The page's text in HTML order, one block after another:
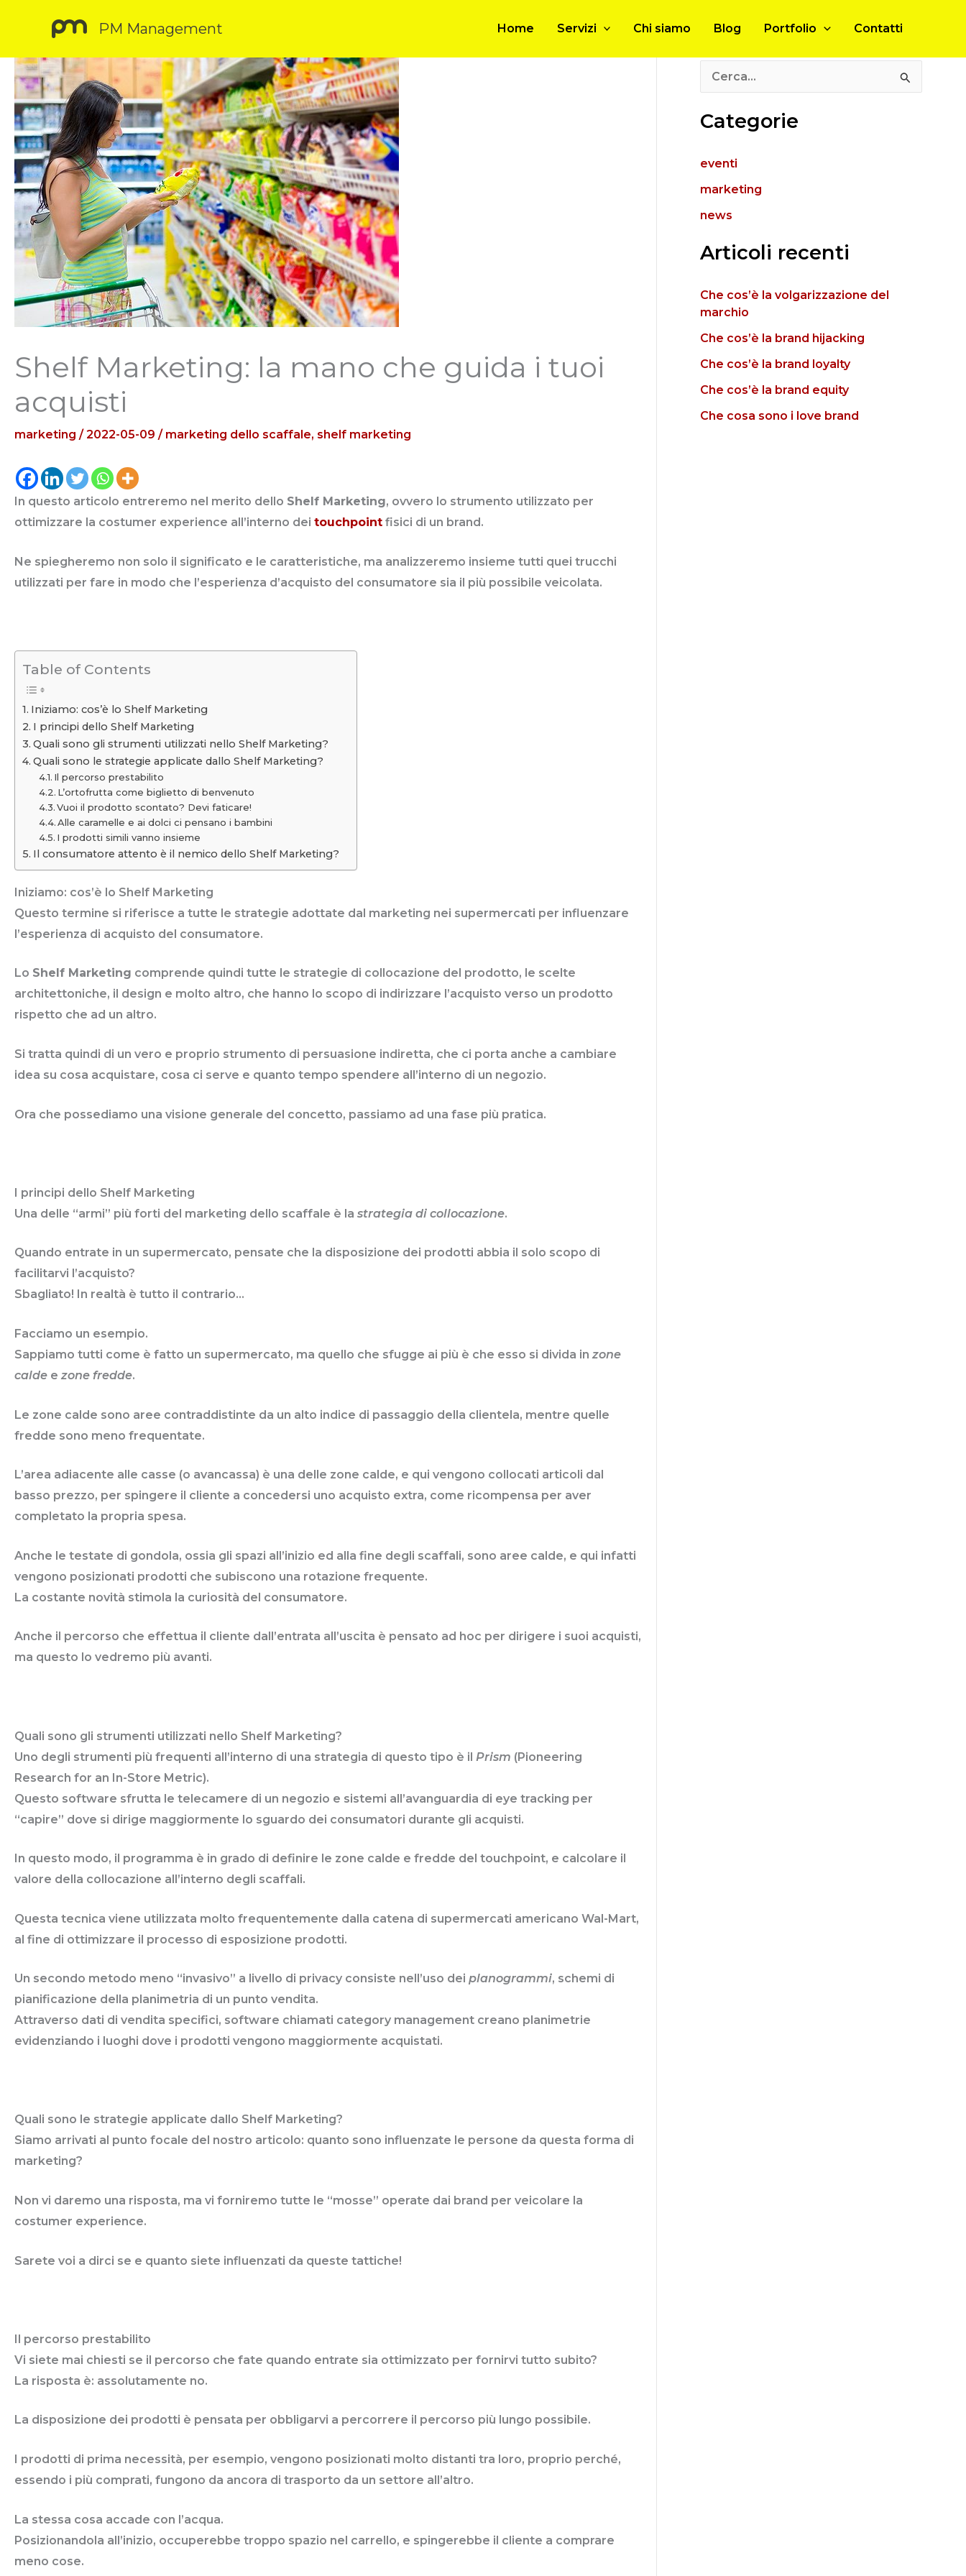
PM Management Home Servizi Chi siamo Blog Portfolio Contatti
Shelf Marketing: la mano che guida i tuoi
acquisti
marketing /2022-05-09 / marketing dello scaffale, shelf marketing
In questo articolo entreremo nel merito dello Shelf Marketing, ovvero lo strumento utilizzato per
ottimizzare la costumer experience all’interno dei touchpoint fisici di un brand.
Ne spiegheremo non solo il significato e le caratteristiche, ma analizzeremo insieme tutti quei trucchi
utilizzati per fare in modo che l’esperienza d’acquisto del consumatore sia il più possibile veicolata.
Table of Contents
Iniziamo: cos’è lo Shelf Marketing
I principi dello Shelf Marketing
Quali sono gli strumenti utilizzati nello Shelf Marketing?
Quali sono le strategie applicate dallo Shelf Marketing?
Il percorso prestabilito
L’ortofrutta come biglietto di benvenuto
Vuoi il prodotto scontato? Devi faticare!
Alle caramelle e ai dolci ci pensano i bambini
I prodotti simili vanno insieme
Il consumatore attento è il nemico dello Shelf Marketing?
Iniziamo: cos’è lo Shelf Marketing
Questo termine si riferisce a tutte le strategie adottate dal marketing nei supermercati per influenzare
l’esperienza di acquisto del consumatore.
Lo Shelf Marketing comprende quindi tutte le strategie di collocazione del prodotto, le scelte
architettoniche, il design e molto altro, che hanno lo scopo di indirizzare l’acquisto verso un prodotto
rispetto che ad un altro.
Si tratta quindi di un vero e proprio strumento di persuasione indiretta, che ci porta anche a cambiare
idea su cosa acquistare, cosa ci serve e quanto tempo spendere all’interno di un negozio.
Ora che possediamo una visione generale del concetto, passiamo ad una fase più pratica.
I principi dello Shelf Marketing
Una delle “armi” più forti del marketing dello scaffale è la strategia di collocazione.
Quando entrate in un supermercato, pensate che la disposizione dei prodotti abbia il solo scopo di
facilitarvi l’acquisto?
Sbagliato! In realtà è tutto il contrario…
Facciamo un esempio.
Sappiamo tutti come è fatto un supermercato, ma quello che sfugge ai più è che esso si divida in zone
calde e zone fredde.
Le zone calde sono aree contraddistinte da un alto indice di passaggio della clientela, mentre quelle
fredde sono meno frequentate.
L’area adiacente alle casse (o avancassa) è una delle zone calde, e qui vengono collocati articoli dal
basso prezzo, per spingere il cliente a concedersi uno acquisto extra, come ricompensa per aver
completato la propria spesa.
Anche le testate di gondola, ossia gli spazi all’inizio ed alla fine degli scaffali, sono aree calde, e qui infatti
vengono posizionati prodotti che subiscono una rotazione frequente.
La costante novità stimola la curiosità del consumatore.
Anche il percorso che effettua il cliente dall’entrata all’uscita è pensato ad hoc per dirigere i suoi acquisti,
ma questo lo vedremo più avanti.
Quali sono gli strumenti utilizzati nello Shelf Marketing?
Uno degli strumenti più frequenti all’interno di una strategia di questo tipo è il Prism (Pioneering
Research for an In-Store Metric).
Questo software sfrutta le telecamere di un negozio e sistemi all’avanguardia di eye tracking per
“capire” dove si dirige maggiormente lo sguardo dei consumatori durante gli acquisti.
In questo modo, il programma è in grado di definire le zone calde e fredde del touchpoint, e calcolare il
valore della collocazione all’interno degli scaffali.
Questa tecnica viene utilizzata molto frequentemente dalla catena di supermercati americano Wal-Mart,
al fine di ottimizzare il processo di esposizione prodotti.
Un secondo metodo meno “invasivo” a livello di privacy consiste nell’uso dei planogrammi, schemi di
pianificazione della planimetria di un punto vendita.
Attraverso dati di vendita specifici, software chiamati category management creano planimetrie
evidenziando i luoghi dove i prodotti vengono maggiormente acquistati.
Quali sono le strategie applicate dallo Shelf Marketing?
Siamo arrivati al punto focale del nostro articolo: quanto sono influenzate le persone da questa forma di
marketing?
Non vi daremo una risposta, ma vi forniremo tutte le “mosse” operate dai brand per veicolare la
costumer experience.
Sarete voi a dirci se e quanto siete influenzati da queste tattiche!
Il percorso prestabilito
Vi siete mai chiesti se il percorso che fate quando entrate sia ottimizzato per fornirvi tutto subito?
La risposta è: assolutamente no.
La disposizione dei prodotti è pensata per obbligarvi a percorrere il percorso più lungo possibile.
I prodotti di prima necessità, per esempio, vengono posizionati molto distanti tra loro, proprio perché,
essendo i più comprati, fungono da ancora di trasporto da un settore all’altro.
La stessa cosa accade con l’acqua.
Posizionandola all’inizio, occuperebbe troppo spazio nel carrello, e spingerebbe il cliente a comprare
meno cose.
r
a
:
Categorie
eventi
marketing
news
Articoli recenti
Che cos’è la volgarizzazione del
marchio
Che cos’è la brand hijacking
Che cos’è la brand loyalty
Che cos’è la brand equity
Che cosa sono i love brand